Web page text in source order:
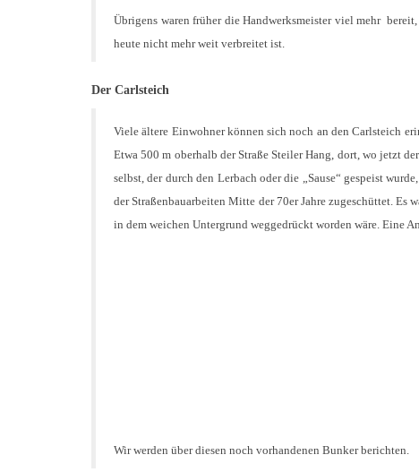
Übrigens waren früher die Handwerksmeister viel mehr
heute nicht mehr weit verbreitet ist.
Der Carlsteich
Viele ältere Einwohner können sich noch an den Carlsteich
Etwa 500 m oberhalb der Straße Steiler Hang, dort, wo jetzt
selbst, der durch den Lerbach oder die „Sause“ gespeist
der Straßenbauarbeiten Mitte der 70er Jahre zugeschüttet. Es
in dem weichen Untergrund weggedrückt worden wäre. Eine
Wir werden über diesen noch vorhandenen Bunker berichten.